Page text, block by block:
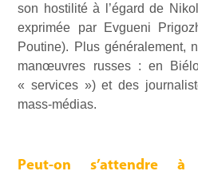
son hostilité à l’égard de
exprimée par Evgueni
Poutine). Plus généralement,
manœuvres russes : en
« services ») et des
mass-médias.
Peut-on s’attendre à